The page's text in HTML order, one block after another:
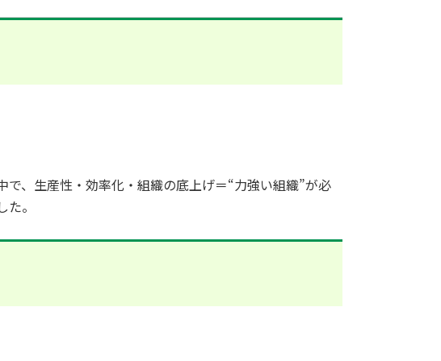
、生産性・効率化・組織の底上げ＝“力強い組織”が必
。